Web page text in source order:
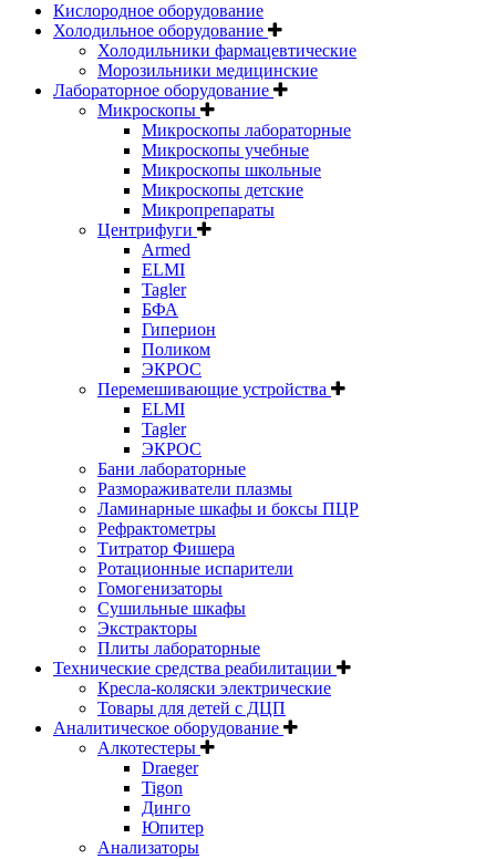
Кислородное оборудование
Холодильное оборудование
Холодильники фармацевтические
Морозильники медицинские
Лабораторное оборудование
Микроскопы
Микроскопы лабораторные
Микроскопы учебные
Микроскопы школьные
Микроскопы детские
Микропрепараты
Центрифуги
Armed
ELMI
Tagler
БФА
Гиперион
Поликом
ЭКРОС
Перемешивающие устройства
ELMI
Tagler
ЭКРОС
Бани лабораторные
Размораживатели плазмы
Ламинарные шкафы и боксы ПЦР
Рефрактометры
Титратор Фишера
Ротационные испарители
Гомогенизаторы
Сушильные шкафы
Экстракторы
Плиты лабораторные
Технические средства реабилитации
Кресла-коляски электрические
Товары для детей с ДЦП
Аналитическое оборудование
Алкотестеры
Draeger
Tigon
Динго
Юпитер
Анализаторы